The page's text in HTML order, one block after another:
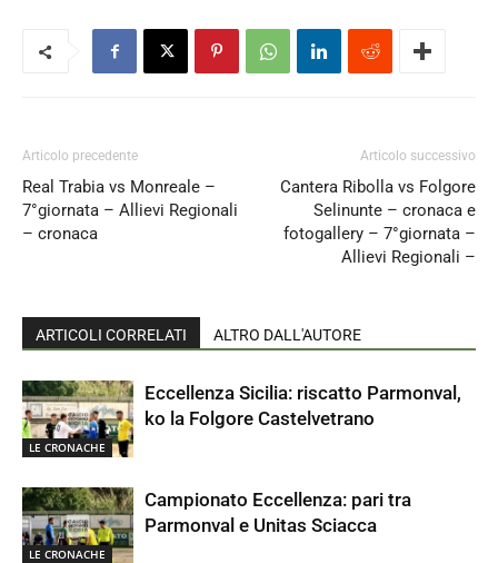
Articolo precedente
Real Trabia vs Monreale –
7°giornata – Allievi Regionali
– cronaca
Articolo successivo
Cantera Ribolla vs Folgore
Selinunte – cronaca e
fotogallery – 7°giornata –
Allievi Regionali –
ARTICOLI CORRELATI ALTRO DALL'AUTORE
LE CRONACHE
Eccellenza Sicilia: riscatto Parmonval,
ko la Folgore Castelvetrano
LE CRONACHE
Campionato Eccellenza: pari tra
Parmonval e Unitas Sciacca